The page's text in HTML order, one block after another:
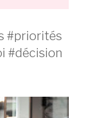
#priorités
#décision